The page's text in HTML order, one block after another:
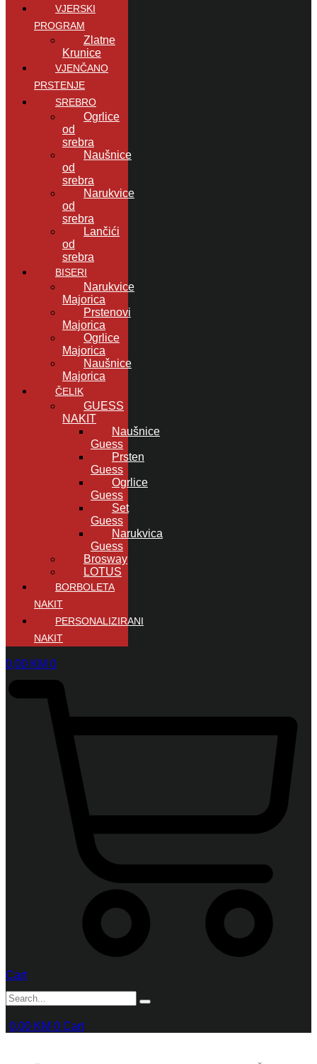
VJERSKI
PROGRAM
Zlatne
Krunice
VJENČANO
PRSTENJE
SREBRO
Ogrlice
od
srebra
Naušnice
od
srebra
Narukvice
od
srebra
Lančići
od
srebra
BISERI
Narukvice
Majorica
Prstenovi
Majorica
Ogrlice
Majorica
Naušnice
Majorica
ČELIK
GUESS
NAKIT
Naušnice
Guess
Prsten
Guess
Ogrlice
Guess
Set
Guess
Narukvica
Guess
Brosway
LOTUS
BORBOLETA
NAKIT
PERSONALIZIRANI
NAKIT
0,00 KM 0
Cart
0,00 KM 0 Cart